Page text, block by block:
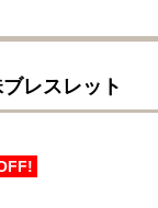
レスレット